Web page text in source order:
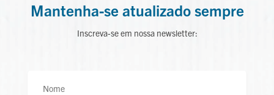
Mantenha-se atualizado sempre
Inscreva-se em nossa newsletter: